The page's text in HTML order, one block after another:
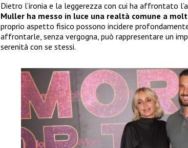
Dietro l’ironia e la leggerezza con cui ha affrontato
Muller ha messo in luce una realtà comune a
proprio aspetto fisico possono incidere
affrontarle, senza vergogna, può rappresentare un
serenità con se stessi.